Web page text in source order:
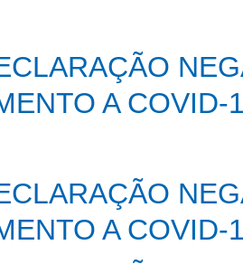
A COVID-
A COVID-